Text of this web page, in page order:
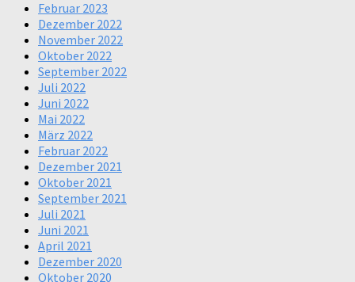
Februar 2023
Dezember 2022
November 2022
Oktober 2022
September 2022
Juli 2022
Juni 2022
Mai 2022
März 2022
Februar 2022
Dezember 2021
Oktober 2021
September 2021
Juli 2021
Juni 2021
April 2021
Dezember 2020
Oktober 2020